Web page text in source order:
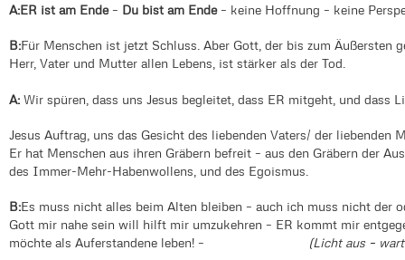
A:ER ist am Ende– Du bist am Ende– keine Hoffnung – keine
B:Für Menschen ist jetzt Schluss. Aber Gott, der bis zum Äußersten
Herr, Vater und Mutter allen Lebens, ist stärker als der Tod.
A: Wir spüren, dass uns Jesus begleitet, dass ER mitgeht, und dass
Jesus Auftrag, uns das Gesicht des liebenden Vaters/ der liebenden
Er hat Menschen aus ihren Gräbern befreit – aus den Gräbern der
des Immer-Mehr-Habenwollens, und des Egoismus.
B:Es muss nicht alles beim Alten bleiben – auch ich muss nicht der
Gott mir nahe sein will hilft mir umzukehren – ER kommt mir
möchte als Auferstandene leben! –
(Licht aus –